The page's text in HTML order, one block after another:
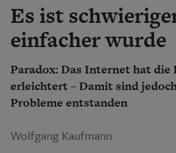
Leben
Es ist
einfacher wurde
Paradox: Das Internet hat
erleichtert – Damit sind
Probleme entstanden
Wolfgang Kaufmann